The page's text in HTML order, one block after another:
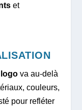
et
va au-delà
couleurs,
pour refléter